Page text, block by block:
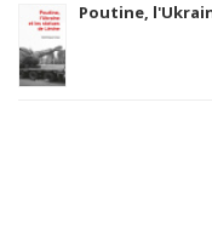
Poutine,